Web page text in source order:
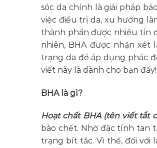
sóc da chính là giải pháp
việc điều trị da, xu hướng
thành phần được nhiều tín
nhiên, BHA được nhận xét
trạng da để áp dụng phác
viết này là dành cho bạn đấy!
BHA là gì?
Hoạt chất BHA (tên viết tắt
bào chết. Nhờ đặc tính tan
trạng bít tắc. Vì thế, đối với